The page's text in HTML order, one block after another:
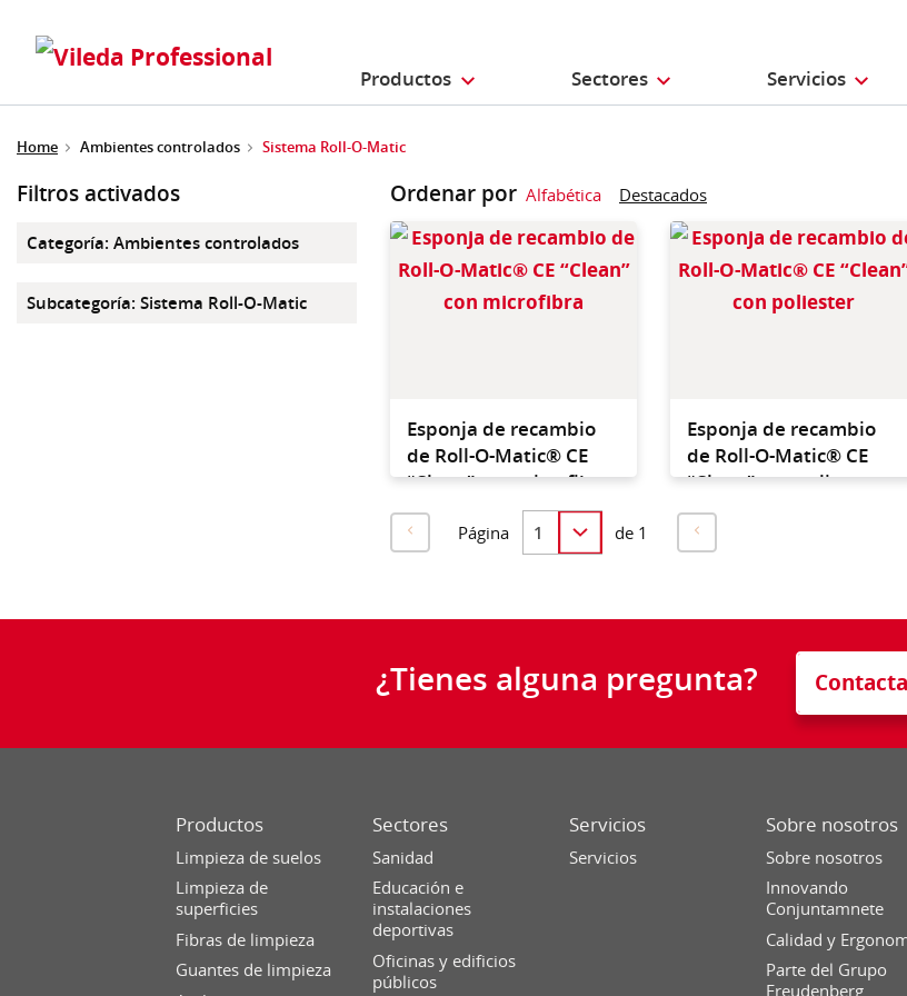
Productos Sectores Servicios
Home Ambientes controlados Sistema Roll-O-Matic
Filtros activados
Categoría:Ambientes controlados
Subcategoría:Sistema Roll-O-Matic
Ordenar por Alfabética Destacados
Esponja de recambio
de Roll-O-Matic® CE
“Clean” con microfibra
Repuesto para Sistema
Roll-O-Matic
Esponja de recambio
de Roll-O-Matic® CE
“Clean” con poliester
Página de 1
¿Tienes alguna pregunta?
Productos
Limpieza de suelos
Limpieza de
superficies
Fibras de limpieza
Guantes de limpieza
Sectores
Sanidad
Educación e
instalaciones
deportivas
Oficinas y edificios
públicos
Servicios
Servicios
Sobre nosotros
Sobre nosotros
Innovando
Conjuntamnete
Calidad y
Parte del Grupo
Freudenberg